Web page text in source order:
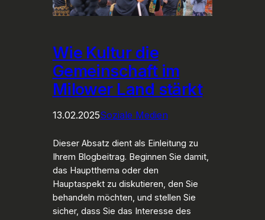
Wie Kultur die
Gemeinschaft im
Milower Land stärkt
13.02.2025Soziale Medien
Dieser Absatz dient als Einleitung zu
Ihrem Blogbeitrag. Beginnen Sie damit,
das Hauptthema oder den
Hauptaspekt zu diskutieren, den Sie
behandeln möchten, und stellen Sie
sicher, dass Sie das Interesse des